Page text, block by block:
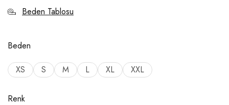
Beden Tablosu
Beden
XS S M L XL XXL
Renk